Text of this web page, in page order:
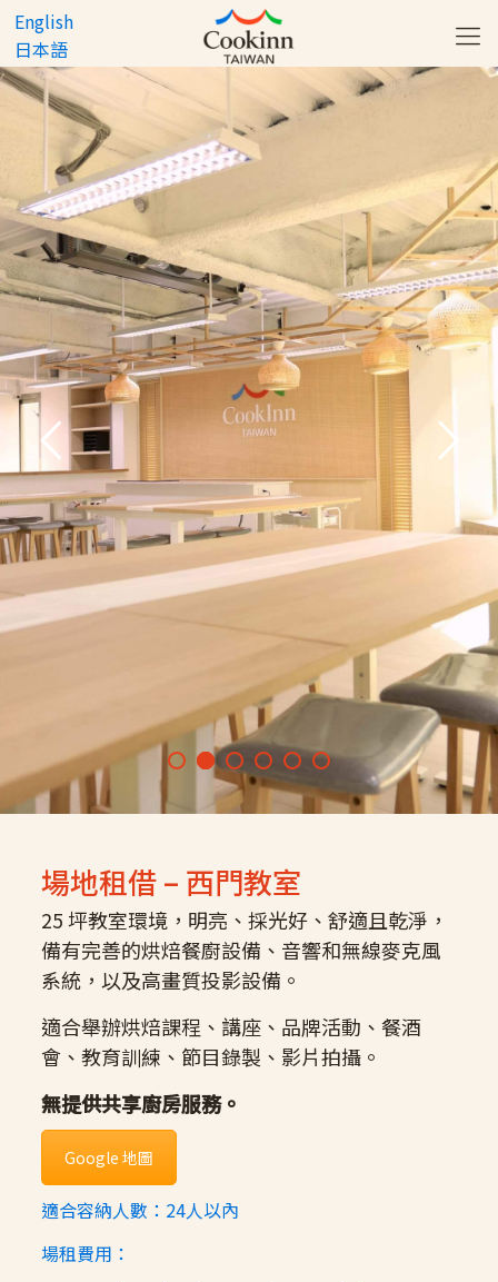
English
日本語
場地租借 – 西門教室
25 坪教室環境，明亮、採光好、舒適且乾淨，
備有完善的烘焙餐廚設備、音響和無線麥克風
系統，以及高畫質投影設備。
適合舉辦烘焙課程、講座、品牌活動、餐酒
會、教育訓練、節目錄製、影片拍攝。
無提供共享廚房服務。
Google 地圖
適合容納人數：24人以內
場租費用：